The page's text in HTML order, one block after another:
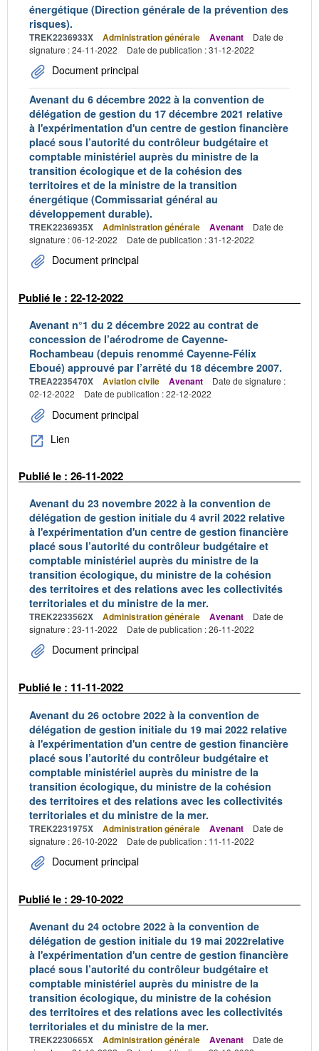
énergétique (Direction générale de la prévention des
risques).
TREK2236933X Administration générale Avenant
Date de
signature : 24-11-2022
Date de publication : 31-12-2022
Document principal
Avenant du 6 décembre 2022 à la convention de
délégation de gestion du 17 décembre 2021 relative
à l'expérimentation d'un centre de gestion financière
placé sous l’autorité du contrôleur budgétaire et
comptable ministériel auprès du ministre de la
transition écologique et de la cohésion des
territoires et de la ministre de la transition
énergétique (Commissariat général au
développement durable).
TREK2236935X Administration générale Avenant
Date de
signature : 06-12-2022
Date de publication : 31-12-2022
Document principal
Publié le : 22-12-2022
Avenant n°1 du 2 décembre 2022 au contrat de
concession de l’aérodrome de Cayenne-
Rochambeau (depuis renommé Cayenne-Félix
Eboué) approuvé par l’arrêté du 18 décembre 2007.
TREA2235470X Aviation civile Avenant
Date de signature :
02-12-2022
Date de publication : 22-12-2022
Document principal
Lien
Publié le : 26-11-2022
Avenant du 23 novembre 2022 à la convention de
délégation de gestion initiale du 4 avril 2022 relative
à l'expérimentation d'un centre de gestion financière
placé sous l’autorité du contrôleur budgétaire et
comptable ministériel auprès du ministre de la
transition écologique, du ministre de la cohésion
des territoires et des relations avec les collectivités
territoriales et du ministre de la mer.
TREK2233562X Administration générale Avenant
Date de
signature : 23-11-2022
Date de publication : 26-11-2022
Document principal
Publié le : 11-11-2022
Avenant du 26 octobre 2022 à la convention de
délégation de gestion initiale du 19 mai 2022 relative
à l'expérimentation d'un centre de gestion financière
placé sous l’autorité du contrôleur budgétaire et
comptable ministériel auprès du ministre de la
transition écologique, du ministre de la cohésion
des territoires et des relations avec les collectivités
territoriales et du ministre de la mer.
TREK2231975X Administration générale Avenant
Date de
signature : 26-10-2022
Date de publication : 11-11-2022
Document principal
Publié le : 29-10-2022
Avenant du 24 octobre 2022 à la convention de
délégation de gestion initiale du 19 mai 2022relative
à l'expérimentation d'un centre de gestion financière
placé sous l’autorité du contrôleur budgétaire et
comptable ministériel auprès du ministre de la
transition écologique, du ministre de la cohésion
des territoires et des relations avec les collectivités
territoriales et du ministre de la mer.
TREK2230665X Administration générale Avenant
Date de